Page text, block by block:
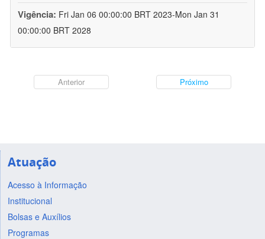
Vigência: Fri Jan 06 00:00:00 BRT 2023-Mon Jan 31
00:00:00 BRT 2028
Anterior Próximo
Atuação
Acesso à Informação
Institucional
Bolsas e Auxílios
Programas